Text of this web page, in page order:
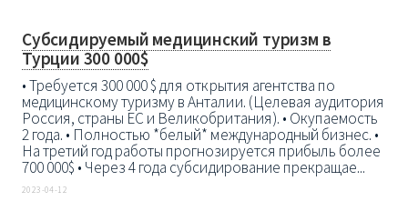
Субсидируемый медицинский туризм в
Турции 300 000$
• Требуется 300 000 $ для открытия агентства по
медицинскому туризму в Анталии. (Целевая аудитория
Россия, страны ЕС и Великобритания). • Окупаемость
2 года. • Полностью *белый* международный бизнес. •
На третий год работы прогнозируется прибыль более
700 000$ • Через 4 года субсидирование прекращае...
2023-04-12